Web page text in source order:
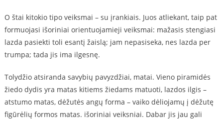
O štai kitokio tipo veiksmai – su įrankiais. Juos atliekant, taip pat
formuojasi išoriniai orientuojamieji veiksmai: mažasis stengiasi
lazda pasiekti toli esantį žaislą; jam nepasiseka, nes lazda per
trumpa; tada jis ima ilgesnę.
Tolydžio atsiranda savybių pavyzdžiai, matai. Vieno piramidės
žiedo dydis yra matas kitiems žiedams matuoti, lazdos ilgis –
atstumo matas, dėžutės angų forma – vaiko dėliojamų į dėžutę
figūrėlių formos matas. išoriniai veiksniai. Dabarjis jau gali